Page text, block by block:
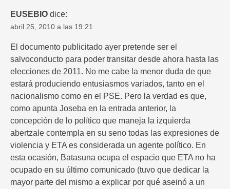
EUSEBIO dice:
abril 25, 2010 a las 19:21
El documento publicitado ayer pretende ser el
salvoconducto para poder transitar desde ahora hasta las
elecciones de 2011. No me cabe la menor duda de que
estará produciendo entusiasmos variados, tanto en el
nacionalismo como en el PSE. Pero la verdad es que,
como apunta Joseba en la entrada anterior, la
concepción de lo político que maneja la izquierda
abertzale contempla en su seno todas las expresiones de
violencia y ETA es considerada un agente político. En
esta ocasión, Batasuna ocupa el espacio que ETA no ha
ocupado en su último comunicado (tuvo que dedicar la
mayor parte del mismo a explicar por qué aseinó a un